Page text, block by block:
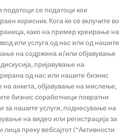
податоци се податоци кои
корисник. Кога ќе се вклучите во
како на пример креирање на
или услуга од нас или од нашите
на содржина и/или објавување
пријавување на
од нас или нашите бизнис
анкета, објавување на мислење,
бизнис соработници повратни
за нашите услуги, поднесување на
на видео или регистрација за
преку вебсајтот (“Активности